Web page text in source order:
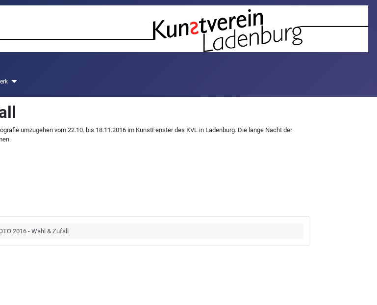
umzugehen vom 22.10. bis 18.11.2016 im KunstFenster des KVL in Ladenburg. Die lange Nacht der
2016 - Wahl & Zufall